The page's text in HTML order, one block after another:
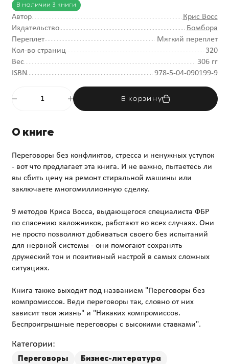
В наличии 3 книги
Автор
Крис Восс
Издательство
Бомбора
Переплет
Мягкий переплет
Кол-во страниц
320
Вес
306 гг
ISBN
978-5-04-090199-9
В корзину
О книге
Переговоры без конфликтов, стресса и ненужных уступок
- вот что предлагает эта книга. И не важно, пытаетесь ли
вы сбить цену на ремонт стиральной машины или
заключаете многомиллионную сделку.
9 методов Криса Восса, выдающегося специалиста ФБР
по спасению заложников, работают во всех случаях. Они
не просто позволяют добиваться своего без испытаний
для нервной системы - они помогают сохранять
дружеский тон и позитивный настрой в самых сложных
ситуациях.
Книга также выходит под названием "Переговоры без
компромиссов. Веди переговоры так, словно от них
зависит твоя жизнь" и "Никаких компромиссов.
Категории:
Переговоры Бизнес-литература